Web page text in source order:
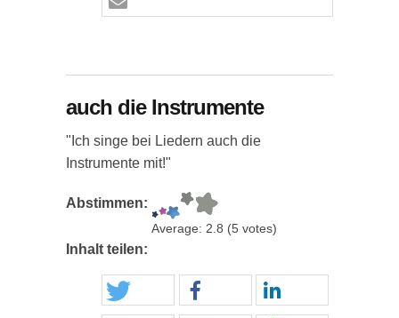
auch die Instrumente
"Ich singe bei Liedern auch die
Instrumente mit!"
Abstimmen:
Average: 2.8 (5 votes)
Inhalt teilen: